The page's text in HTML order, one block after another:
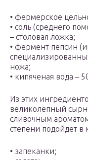
• фермерское
• соль (среднего
– столовая ложка;
• фермент пепсин
ножа;
• кипяченая вода –
Из этих
великолепный
сливочным
степени подойдет в
• запеканки;